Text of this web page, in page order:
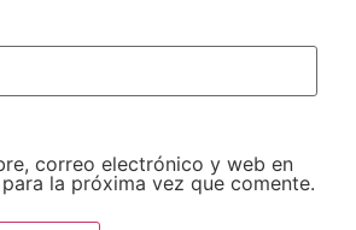
correo electrónico y web en
la próxima vez que comente.